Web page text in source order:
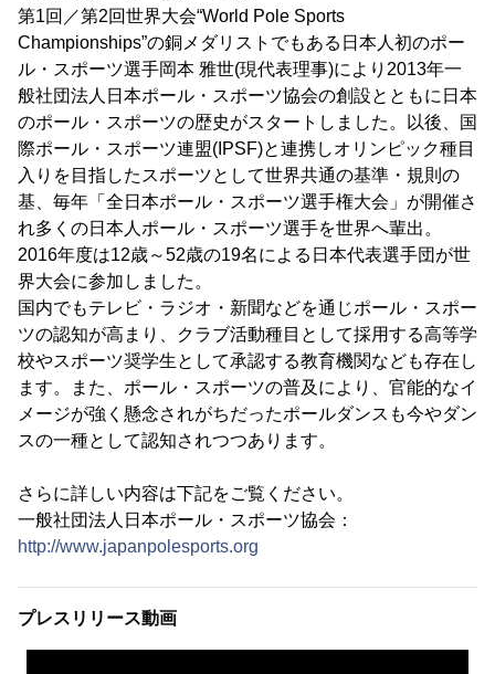
第1回／第2回世界大会“World Pole Sports
Championships”の銅メダリストでもある日本人初のポー
ル・スポーツ選手岡本 雅世(現代表理事)により2013年一
般社団法人日本ポール・スポーツ協会の創設とともに日本
のポール・スポーツの歴史がスタートしました。以後、国
際ポール・スポーツ連盟(IPSF)と連携しオリンピック種目
入りを目指したスポーツとして世界共通の基準・規則の
基、毎年「全日本ポール・スポーツ選手権大会」が開催さ
れ多くの日本人ポール・スポーツ選手を世界へ輩出。
2016年度は12歳～52歳の19名による日本代表選手団が世
界大会に参加しました。
国内でもテレビ・ラジオ・新聞などを通じポール・スポー
ツの認知が高まり、クラブ活動種目として採用する高等学
校やスポーツ奨学生として承認する教育機関なども存在し
ます。また、ポール・スポーツの普及により、官能的なイ
メージが強く懸念されがちだったポールダンスも今やダン
スの一種として認知されつつあります。
さらに詳しい内容は下記をご覧ください。
一般社団法人日本ポール・スポーツ協会：
http://www.japanpolesports.org
プレスリリース動画